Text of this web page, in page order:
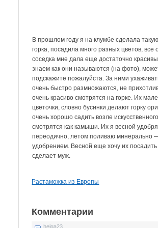
В прошлом году я на клумбе сделала
горка, посадила много разных цветов,
соседка мне дала еще достаточно
знаем как они называются (на фото),
подскажите пожалуйста. За ними
очень быстро размножаются, не
очень красиво смотрятся на горке. Их
цветочки, словно бусинки делают горку
очень хорошо садить возле
смотрятся как камыши. Их я весной
переодично, летом поливаю минерально
удобрением. Весной еще хочу их
сделает муж.
Растаможка из Европы
Комментарии
helga23